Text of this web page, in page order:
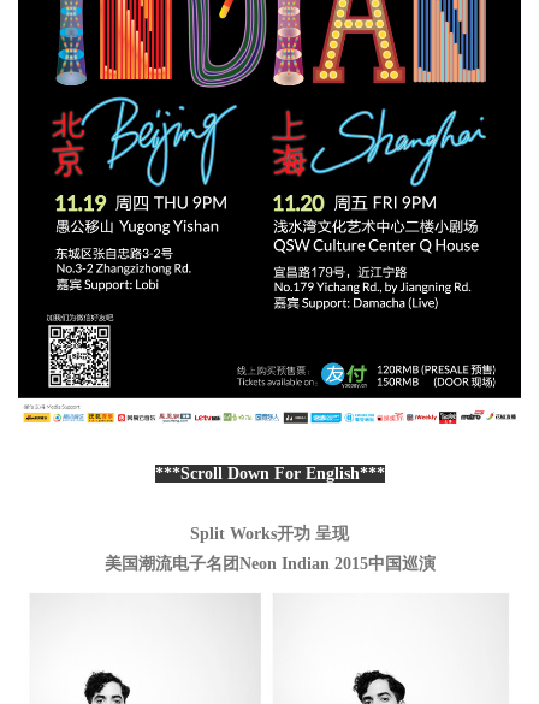
***Scroll Down For English***
Split Works开功 呈现
美国潮流电子名团Neon Indian 2015中国巡演